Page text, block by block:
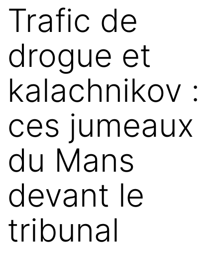
Trafic de
drogue et
kalachnikov :
ces jumeaux
du Mans
devant le
tribunal